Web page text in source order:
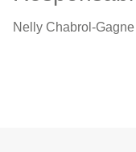
Nelly Chabrol-Gagne